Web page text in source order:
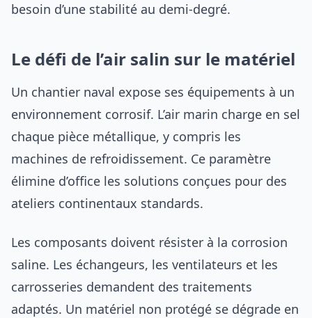
besoin d’une stabilité au demi-degré.
Le défi de l’air salin sur le matériel
Un chantier naval expose ses équipements à un
environnement corrosif. L’air marin charge en sel
chaque pièce métallique, y compris les
machines de refroidissement. Ce paramètre
élimine d’office les solutions conçues pour des
ateliers continentaux standards.
Les composants doivent résister à la corrosion
saline. Les échangeurs, les ventilateurs et les
carrosseries demandent des traitements
adaptés. Un matériel non protégé se dégrade en